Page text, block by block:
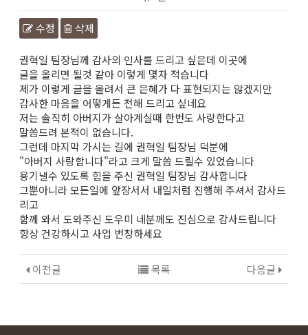
수정 삭제
본문
권혁일 팀장님께 감사의 인사를 드리고 싶은데 이곳에
글을 올리면 될것 같아 이렇게 몇자 적습니다
제가 이렇게 글을 올려서 큰 은혜가 다 표현되지는 않겠지만
감사한 마음을 어떻게든 전해 드리고 싶네요
저는 솔직히 아버지가 살아계실때 한번도 사랑한다고
말씀드려 본적이 없습니다.
그런데 마지막 가시는 길에 권혁일 팀장님 덕분에
"아버지 사랑합니다"라고 크게 말씀 드릴수 있었습니다
용기낼수 있도록 힘을 주신 권혁일 팀장님 감사합니다
그뿐아니라 모든일에 앞장서서 내일처럼 진행해 주셔서 감사드
리고
함께 와서 도와주신 도우미 네분께도 진심으로 감사드립니다
항상 건강하시고 사업 번창하세요
이전글 다음글
목록